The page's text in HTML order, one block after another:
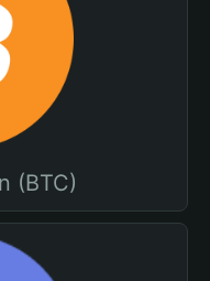
(BTC)